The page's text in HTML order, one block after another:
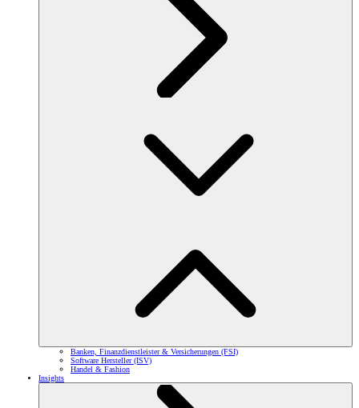
Banken, Finanzdienstleister & Versicherungen (FSI)
Software Hersteller (ISV)
Handel & Fashion
Insights